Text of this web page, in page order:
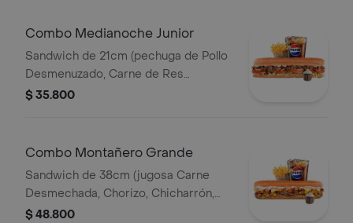
Pet400ml.
Combo Medianoche Junior
Sandwich de 21cm (pechuga de Pollo
Desmenuzado, Carne de Res
Desmechada, Tomate, Lechuga,
Pet400ml.
$ 35.800
Combo Montañero Grande
Sandwich de 38cm (jugosa Carne
Desmechada, Chorizo, Chicharrón,
Lechuga, Queso Mozarella, Madurito y
$ 48.800